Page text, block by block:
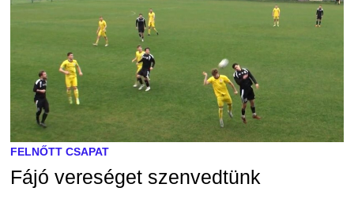
FELNŐTT CSAPAT
Fájó vereséget szenvedtünk